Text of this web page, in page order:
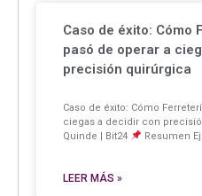
Caso de éxito: Cómo
pasó de operar a
precisión quirúrgica
Caso de éxito: Cómo
ciegas a decidir con
Quinde | Bit24
Resumen
LEER MÁS »